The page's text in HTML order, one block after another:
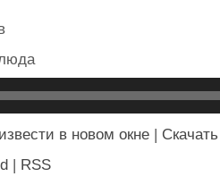
в новом окне | Скачать
| RSS